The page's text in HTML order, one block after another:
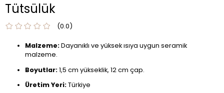
Tütsülük
0.0
Malzeme:Dayanıklı ve yüksek ısıya uygun seramik
malzeme.
Boyutlar:1,5 cm yükseklik, 12 cm çap.
Üretim Yeri:Türkiye